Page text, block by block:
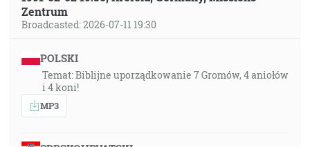
Zentrum
Broadcasted: 2026-07-11 19:30
POLSKI
Temat: Biblijne uporządkowanie 7 Gromów, 4 aniołów
i 4 koni!
MP3